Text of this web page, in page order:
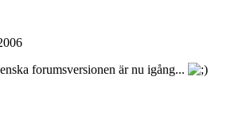
forumsversionen är nu igång...